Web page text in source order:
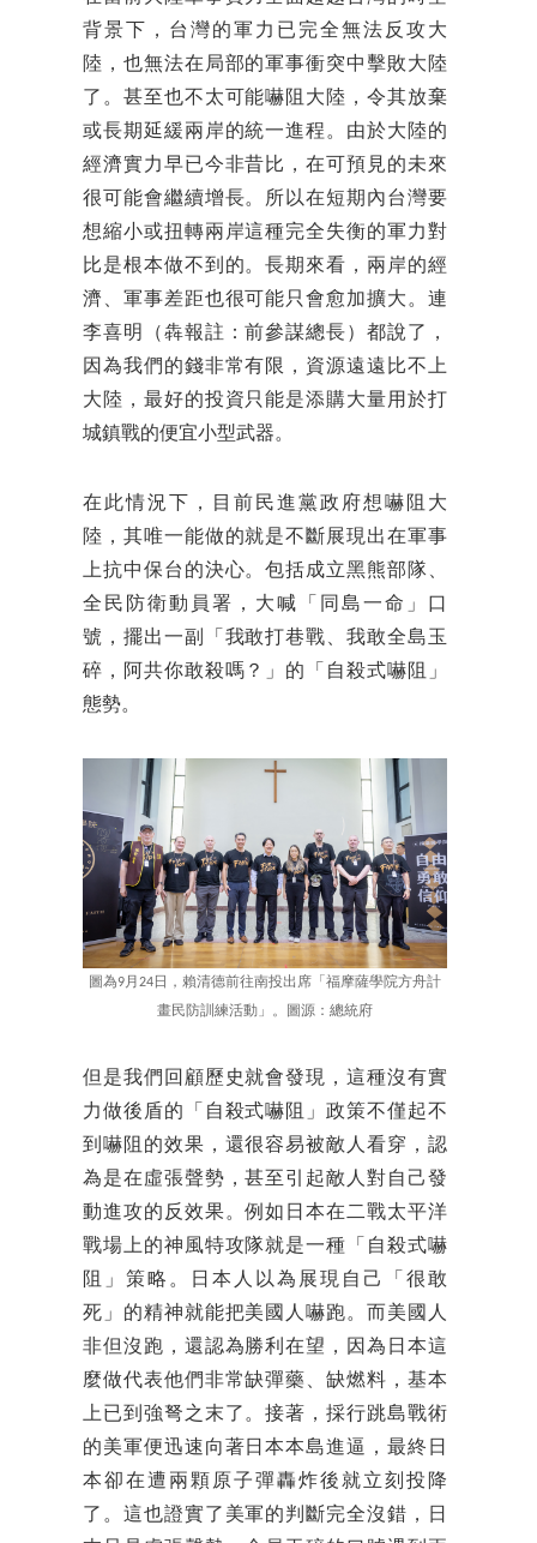
背景下，台灣的軍力已完全無法反攻大
陸，也無法在局部的軍事衝突中擊敗大陸
了。甚至也不太可能嚇阻大陸，令其放棄
或長期延緩兩岸的統一進程。由於大陸的
經濟實力早已今非昔比，在可預見的未來
很可能會繼續增長。所以在短期內台灣要
想縮小或扭轉兩岸這種完全失衡的軍力對
比是根本做不到的。長期來看，兩岸的經
濟、軍事差距也很可能只會愈加擴大。連
李喜明（犇報註：前參謀總長）都說了，
因為我們的錢非常有限，資源遠遠比不上
大陸，最好的投資只能是添購大量用於打
城鎮戰的便宜小型武器。
在此情況下，目前民進黨政府想嚇阻大
陸，其唯一能做的就是不斷展現出在軍事
上抗中保台的決心。包括成立黑熊部隊、
全民防衛動員署，大喊「同島一命」口
號，擺出一副「我敢打巷戰、我敢全島玉
碎，阿共你敢殺嗎？」的「自殺式嚇阻」
態勢。
圖為9月24日，賴清德前往南投出席「福摩薩學院方舟計
畫民防訓練活動」。圖源：總統府
但是我們回顧歷史就會發現，這種沒有實
力做後盾的「自殺式嚇阻」政策不僅起不
到嚇阻的效果，還很容易被敵人看穿，認
為是在虛張聲勢，甚至引起敵人對自己發
動進攻的反效果。例如日本在二戰太平洋
戰場上的神風特攻隊就是一種「自殺式嚇
阻」策略。日本人以為展現自己「很敢
死」的精神就能把美國人嚇跑。而美國人
非但沒跑，還認為勝利在望，因為日本這
麼做代表他們非常缺彈藥、缺燃料，基本
上已到強弩之末了。接著，採行跳島戰術
的美軍便迅速向著日本本島進逼，最終日
本卻在遭兩顆原子彈轟炸後就立刻投降
了。這也證實了美軍的判斷完全沒錯，日